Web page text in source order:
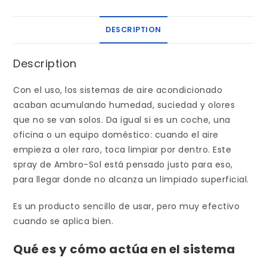
DESCRIPTION
Description
Con el uso, los sistemas de aire acondicionado
acaban acumulando humedad, suciedad y olores
que no se van solos. Da igual si es un coche, una
oficina o un equipo doméstico: cuando el aire
empieza a oler raro, toca limpiar por dentro. Este
spray de Ambro-Sol está pensado justo para eso,
para llegar donde no alcanza un limpiado superficial.
Es un producto sencillo de usar, pero muy efectivo
cuando se aplica bien.
Qué es y cómo actúa en el sistema